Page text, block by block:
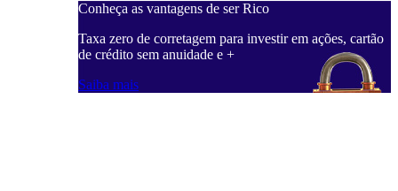
Conheça as vantagens de ser Rico
Taxa zero de corretagem para investir em ações, cartão
de crédito sem anuidade e +
Saiba mais